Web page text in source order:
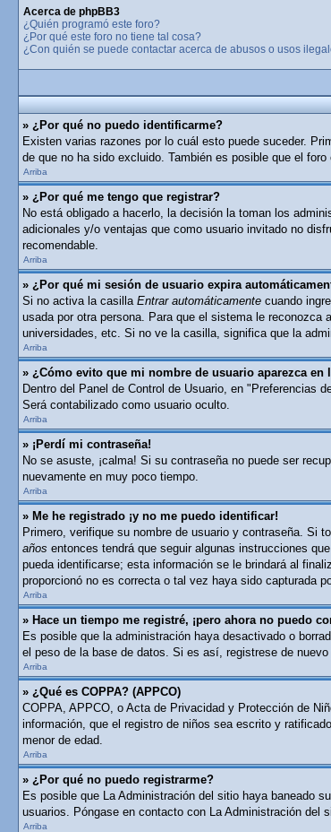
Acerca de phpBB3
¿Quién programó este foro?
¿Por qué este foro no tiene tal cosa?
¿Con quién se puede contactar acerca de abusos o usos
» ¿Por qué no puedo identificarme?
Existen varias razones por lo cuál esto puede suceder.
de que no ha sido excluido. También es posible que el
Arriba
» ¿Por qué me tengo que registrar?
No está obligado a hacerlo, la decisión la toman los
adicionales y/o ventajas que como usuario invitado no
recomendable.
Arriba
» ¿Por qué mi sesión de usuario expira
Si no activa la casilla Entrar automáticamente cuando
usada por otra persona. Para que el sistema le
universidades, etc. Si no ve la casilla, significa que la
Arriba
» ¿Cómo evito que mi nombre de usuario aparezca
Dentro del Panel de Control de Usuario, en "Preferencias
Será contabilizado como usuario oculto.
Arriba
» ¡Perdí mi contraseña!
No se asuste, ¡calma! Si su contraseña no puede ser
nuevamente en muy poco tiempo.
Arriba
» Me he registrado ¡y no me puedo identificar!
Primero, verifique su nombre de usuario y contraseña. Si
años entonces tendrá que seguir algunas instrucciones
pueda identificarse; esta información se le brindará al
proporcionó no es correcta o tal vez haya sido capturada
Arriba
» Hace un tiempo me registré, ¡pero ahora no puedo
Es posible que la administración haya desactivado o
el peso de la base de datos. Si es así, registrese de
Arriba
» ¿Qué es COPPA? (APPCO)
COPPA, APPCO, o Acta de Privacidad y Protección de
información, que el registro de niños sea escrito y
menor de edad.
Arriba
» ¿Por qué no puedo registrarme?
Es posible que La Administración del sitio haya baneado
usuarios. Póngase en contacto con La Administración del
Arriba